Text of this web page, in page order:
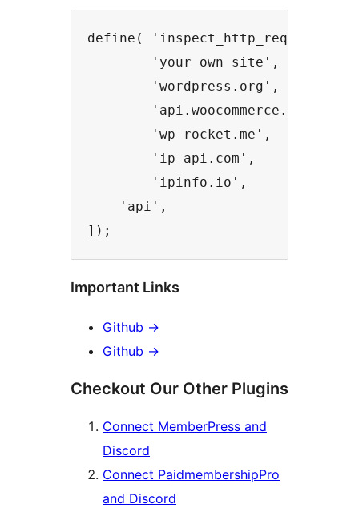
define(
        'your own site',
        'wordpress.org',
        'api.woocommerce.com',
        'wp-rocket.me',
        'ip-api.com',
        'ipinfo.io',
    'api',
Important Links
Github →
Github →
Checkout Our Other Plugins
Connect MemberPress and
Discord
Connect PaidmembershipPro
and Discord